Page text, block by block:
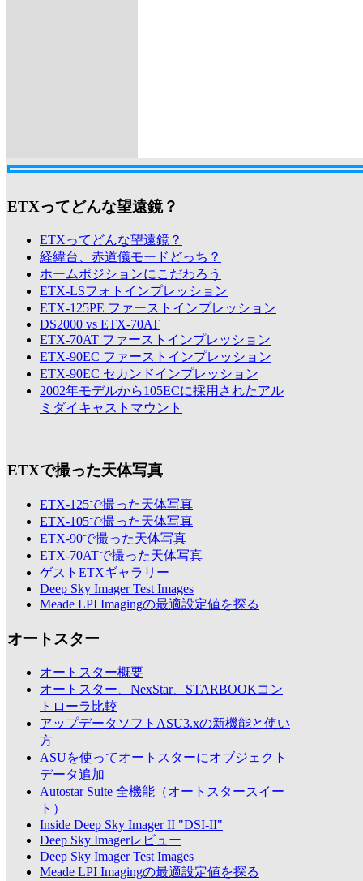
ETXってどんな望遠鏡？
ETXってどんな望遠鏡？
経緯台、赤道儀モードどっち？
ホームポジションにこだわろう
ETX-LSフォトインプレッション
ETX-125PE ファーストインプレッション
DS2000 vs ETX-70AT
ETX-70AT ファーストインプレッション
ETX-90EC ファーストインプレッション
ETX-90EC セカンドインプレッション
2002年モデルから105ECに採用されたアル
ミダイキャストマウント
ETXで撮った天体写真
ETX-125で撮った天体写真
ETX-105で撮った天体写真
ETX-90で撮った天体写真
ETX-70ATで撮った天体写真
ゲストETXギャラリー
Deep Sky Imager Test Images
Meade LPI Imagingの最適設定値を探る
オートスター
オートスター概要
オートスター、NexStar、STARBOOKコン
トローラ比較
アップデータソフトASU3.xの新機能と使い
方
ASUを使ってオートスターにオブジェクト
データ追加
Autostar Suite 全機能（オートスタースイー
ト）
Inside Deep Sky Imager II "DSI-II"
Deep Sky Imagerレビュー
Deep Sky Imager Test Images
Meade LPI Imagingの最適設定値を探る